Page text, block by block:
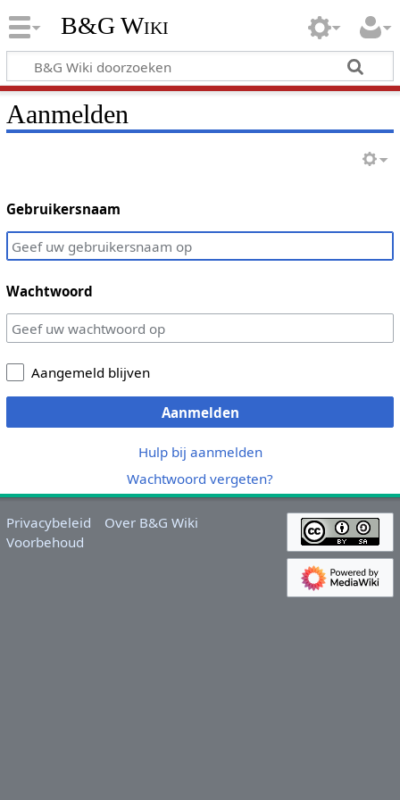
B&G Wiki
Aanmelden
Gebruikersnaam
Wachtwoord
Aangemeld blijven
Aanmelden
Hulp bij aanmelden
Wachtwoord vergeten?
Privacybeleid
Over B&G Wiki
Voorbehoud